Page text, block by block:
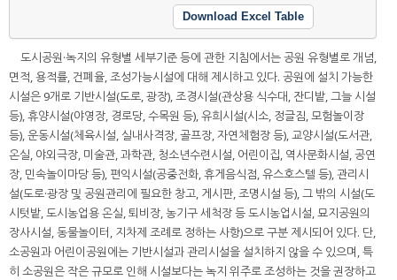
Download Excel Table
도시공원·녹지의 유형별 세부기준 등에 관한 지침에서는 공원 유형별로 개념,
면적, 용적률, 건폐율, 조성가능시설에 대해 제시하고 있다. 공원에 설치 가능한
시설은 9개로 기반시설(도로, 광장), 조경시설(관상용 식수대, 잔디밭, 그늘 시설
등), 휴양시설(야영장, 경로당, 수목원 등), 유희시설(시소, 정글짐, 모험놀이장
등), 운동시설(체육시설, 실내사격장, 골프장, 자연체험장 등), 교양시설(도서관,
온실, 야외극장, 미술관, 과학관, 청소년수련시설, 어린이집, 역사문화시설, 공연
장, 민속놀이마당 등), 편익시설(공중전화, 휴게음식점, 유스호스텔 등), 관리시
설(도로·광장 및 공원관리에 필요한 창고, 게시판, 조명시설 등), 그 밖의 시설(도
시텃밭, 도시농업용 온실, 퇴비장, 농기구 세척장 등 도시농업시설, 묘지공원의
장사시설, 동물놀이터, 지차제 조례로 정하는 사항)으로 구분 제시되어 있다. 단,
소공원과 어린이공원에는 기반시설과 관리시설을 설치하지 않을 수 있으며, 특
히 소공원은 작은 규모로 인해 시설보다는 녹지 위주로 조성하는 것을 권장하고